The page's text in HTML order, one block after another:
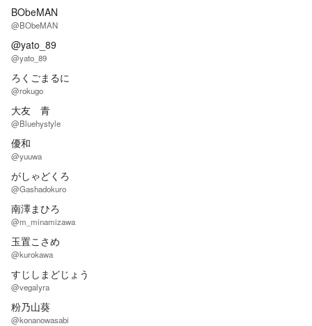
BObeMAN
@BObeMAN
@yato_89
@yato_89
ろくごまるに
@rokugo
大友 青
@Bluehystyle
優和
@yuuwa
がしゃどくろ
@Gashadokuro
南澤まひろ
@m_minamizawa
玉置こさめ
@kurokawa
すじしまどじょう
@vegalyra
粉乃山葵
@konanowasabi